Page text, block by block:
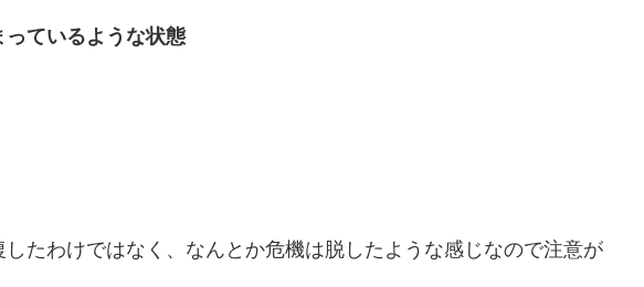
っているような状態
たわけではなく、なんとか危機は脱したような感じなので注意が